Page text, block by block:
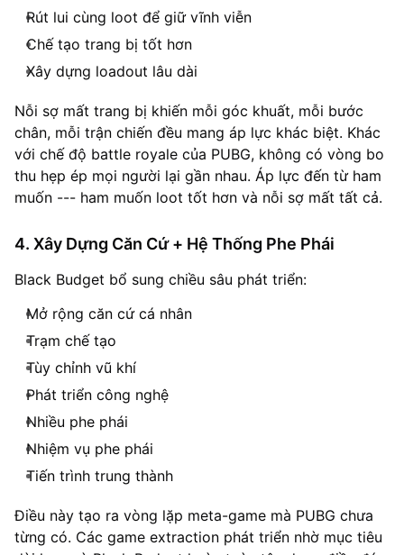
Rút lui cùng loot để giữ vĩnh viễn
Chế tạo trang bị tốt hơn
Xây dựng loadout lâu dài
Nỗi sợ mất trang bị khiến mỗi góc khuất, mỗi bước
chân, mỗi trận chiến đều mang áp lực khác biệt. Khác
với chế độ battle royale của PUBG, không có vòng bo
thu hẹp ép mọi người lại gần nhau. Áp lực đến từ ham
muốn --- ham muốn loot tốt hơn và nỗi sợ mất tất cả.
4. Xây Dựng Căn Cứ + Hệ Thống Phe Phái
Black Budget bổ sung chiều sâu phát triển:
Mở rộng căn cứ cá nhân
Trạm chế tạo
Tùy chỉnh vũ khí
Phát triển công nghệ
Nhiều phe phái
Nhiệm vụ phe phái
Tiến trình trung thành
Điều này tạo ra vòng lặp meta-game mà PUBG chưa
từng có. Các game extraction phát triển nhờ mục tiêu